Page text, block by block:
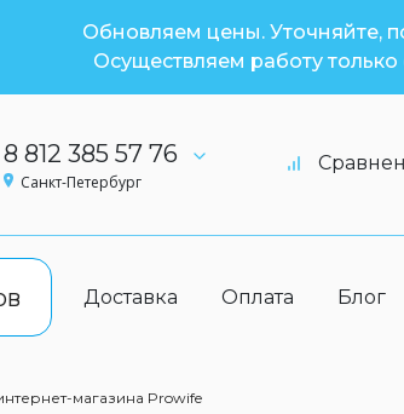
Обновляем цены. Уточняйте,
Осуществляем работу
8 812 385 57 76
Санкт-Петербург
Доставка Оплата Блог
магазина Prowife